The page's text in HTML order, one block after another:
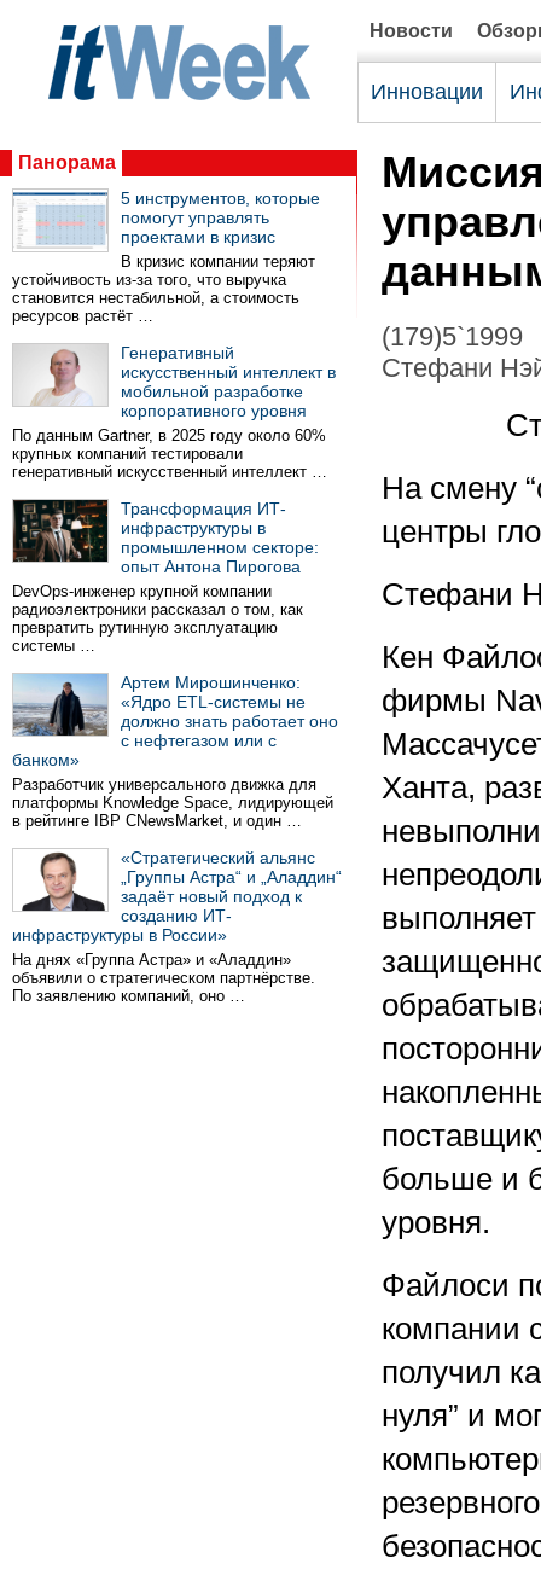
Новости
Инновации
Панорама
5 инструментов, которые
помогут управлять
проектами в кризис
В кризис компании теряют
устойчивость из-за того, что выручка
становится нестабильной, а стоимость
ресурсов растёт …
Генеративный
искусственный интеллект в
мобильной разработке
корпоративного уровня
По данным Gartner, в 2025 году около 60%
крупных компаний тестировали
генеративный искусственный интеллект …
Трансформация ИТ-
инфраструктуры в
промышленном секторе:
опыт Антона Пирогова
DevOps-инженер крупной компании
радиоэлектроники рассказал о том, как
превратить рутинную эксплуатацию
системы …
Артем Мирошинченко:
«Ядро ETL-системы не
должно знать работает оно
с нефтегазом или с
банком»
Разработчик универсального движка для
платформы Knowledge Space, лидирующей
в рейтинге IBP CNewsMarket, и один …
«Стратегический альянс
„Группы Астра“ и „Аладдин“
задаёт новый подход к
созданию ИТ-
инфраструктуры в России»
На днях «Группа Астра» и «Аладдин»
объявили о стратегическом партнёрстве.
По заявлению компаний, оно …
(179)5`1999
Стефани
На смену
центры
Стефани
Кен
фирмы
Ханта,
больше и
уровня.
Файлоси
компании
получил
нуля” и